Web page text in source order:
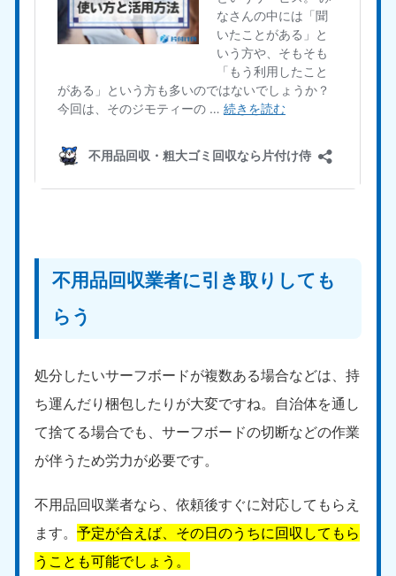
不用品回収業者に引き取りしても
らう
処分したいサーフボードが複数ある場合などは、持
ち運んだり梱包したりが大変ですね。自治体を通し
て捨てる場合でも、サーフボードの切断などの作業
が伴うため労力が必要です。
不用品回収業者なら、依頼後すぐに対応してもらえ
ます。予定が合えば、その日のうちに回収してもら
うことも可能でしょう。
長崎県
050-1880-9891
鹿児島県
050-1880-9889
9:00〜19:00 年中無休
大分県
050-1880-9893
宮崎県
050-1880-9890
050-1880-9892 050-1880-9887